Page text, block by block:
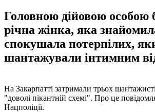
Головною дійовою особою
річна жінка, яка
спокушала потерпілих,
шантажували інтимним
На Закарпатті затримали трьох
"доволі пікантній схемі". Про це
Нацполіції.